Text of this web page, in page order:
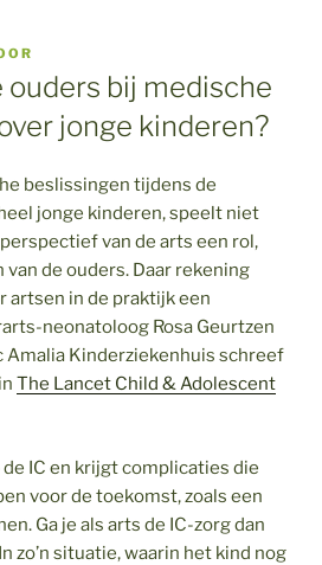
ouders bij medische
jonge kinderen?
beslissingen tijdens de
jonge kinderen, speelt niet
van de arts een rol,
van de ouders. Daar rekening
artsen in de praktijk een
neonatoloog Rosa Geurtzen
Amalia Kinderziekenhuis schreef
The Lancet Child & Adolescent
IC en krijgt complicaties die
voor de toekomst, zoals een
Ga je als arts de IC-zorg dan
zo’n situatie, waarin het kind nog